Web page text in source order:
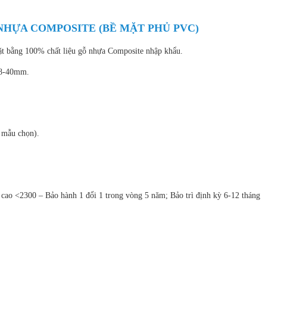
COMPOSITE (BỀ MẶT PHỦ PVC)
100% chất liệu gỗ nhựa Composite nhập khẩu.
40mm.
chọn).
<2300 – Bảo hành 1 đổi 1 trong vòng 5 năm; Bảo trì định kỳ 6-12 tháng